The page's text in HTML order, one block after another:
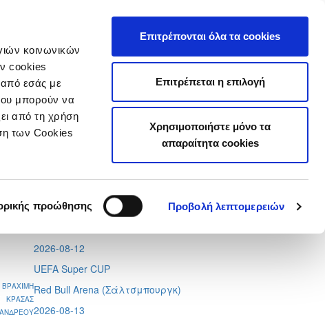
κοινωνικών
cookies
από εσάς με
μπορούν να
από τη χρήση
των Cookies
προώθησης Προβολή λεπτομερειών
Επιτρέπονται όλα τα cookies
Επιτρέπεται η επιλογή
Χρησιμοποιήστε μόνο τα
απαραίτητα cookies
ΚΡΑΣΑΣ
Tweets by CyprusFA
Προσεχή γεγονότα
Conference League
2026-08-12
UEFA Super CUP
Red Bull Arena (Σάλτσμπουργκ)
2026-08-13